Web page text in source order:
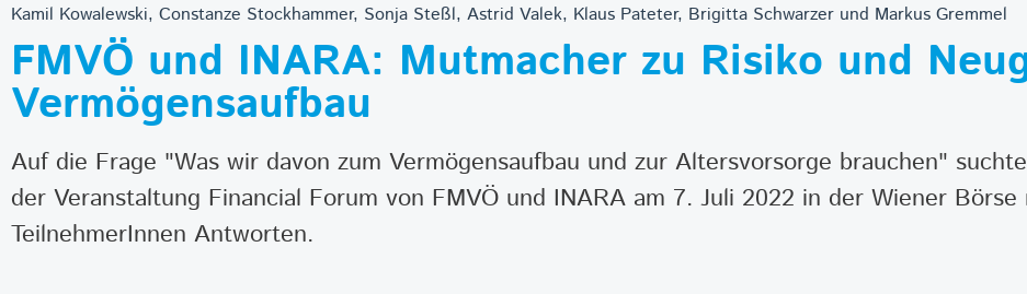
Kamil Kowalewski, Constanze Stockhammer, Sonja Steßl, Astrid Valek, Klaus Pateter, Brigitta Schwarzer und Markus Gremmel
FMVÖ und INARA: Mutmacher zu Risiko und
Vermögensaufbau
Auf die Frage "Was wir davon zum Vermögensaufbau und zur Altersvorsorge brauchen"
der Veranstaltung Financial Forum von FMVÖ und INARA am 7. Juli 2022 in der Wiener
TeilnehmerInnen Antworten.